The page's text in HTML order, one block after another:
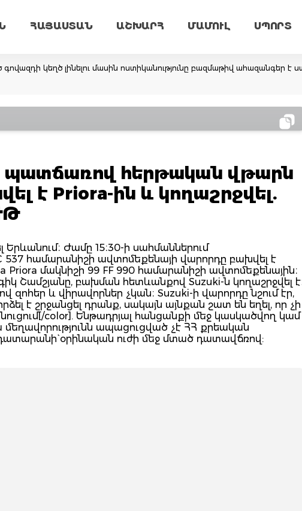
ՀԱՅԱՍՏԱՆ ԱՇԽԱՐՀ ՄԱՄՈՒԼ ՍՊՈՐՏ
կեղծ լինելու մասին ոստիկանությունը բազմաթիվ ահազանգեր է
պատճառով հերթական վթարն
է Priora-ին և կողաշրջվել.
Երևանում։ Ժամը 15։30-ի սահմաններում
համարանիշի ավտոմեքենայի վարորդը բախվել է
մակնիշի 99 FF 990 համարանիշի ավտոմեքենային։
Շամշյանը, բախման հետևանքով Suzuki-ն կողաշրջվել
և վիրավորներ չկան։ Suzuki-ի վարորդը նշում էր,
է շրջանցել դրանք, սակայն այնքան շատ են եղել, որ չի
color]. Ենթադրյալ հանցանքի մեջ կասկածվող կամ
ապացուցված չէ ՀՀ քրեական
օրինական ուժի մեջ մտած դատավճռով: